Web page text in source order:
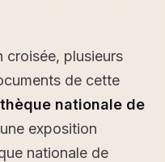
croisée, plusieurs
de cette
nationale de
exposition
nationale de